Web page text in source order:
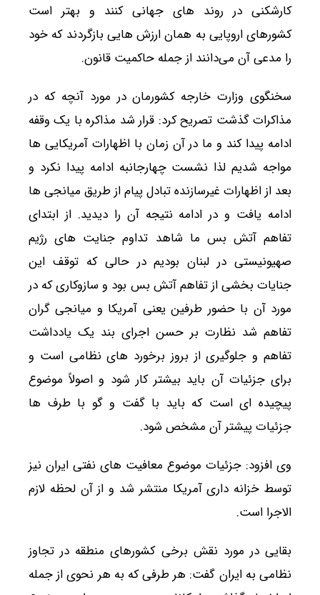
کارشکنی در روند های جهانی کنند و بهتر است
کشورهای اروپایی به همان ارزش هایی بازگردند که خود
را مدعی آن می‌دانند از جمله حاکمیت قانون.
سخنگوی وزارت خارجه کشورمان در مورد آنچه که در
مذاکرات گذشت تصریح کرد: قرار شد مذاکره با یک وقفه
ادامه پیدا کند و ما در آن زمان با اظهارات آمریکایی ها
مواجه شدیم لذا نشست چهارجانبه ادامه پیدا نکرد و
بعد از اظهارات غیرسازنده تبادل پیام از طریق میانجی ها
ادامه یافت و در ادامه نتیجه آن را دیدید. از ابتدای
تفاهم آتش بس ما شاهد تداوم جنایت های رژیم
صهیونیستی در لبنان بودیم در حالی که توقف این
جنایات بخشی از تفاهم آتش بس بود و سازوکاری که در
مورد آن با حضور طرفین یعنی آمریکا و میانجی گران
تفاهم شد نظارت بر حسن اجرای بند یک یادداشت
تفاهم و جلوگیری از بروز برخورد های نظامی است و
برای جزئیات آن باید بیشتر کار شود و اصولاً موضوع
پیچیده ای است که باید با گفت و گو با طرف ها
جزئیات پیشتر آن مشخص شود.
وی افزود: جزئیات موضوع معافیت های نفتی ایران نیز
توسط خزانه داری آمریکا منتشر شد و از آن لحظه لازم
الاجرا است.
بقایی در مورد نقش برخی کشورهای منطقه در تجاوز
نظامی به ایران گفت: هر طرفی که به هر نحوی از جمله